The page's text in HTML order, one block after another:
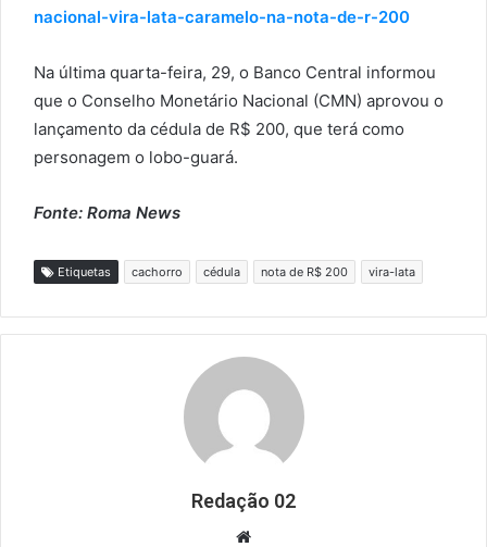
nacional-vira-lata-caramelo-na-nota-de-r-200
Na última quarta-feira, 29, o Banco Central informou
que o Conselho Monetário Nacional (CMN) aprovou o
lançamento da cédula de R$ 200, que terá como
personagem o lobo-guará.
Fonte: Roma News
Etiquetas cachorro cédula nota de R$ 200 vira-lata
Redação 02
Website